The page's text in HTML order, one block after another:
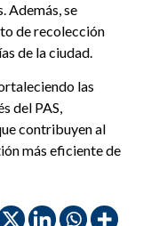
Además, se
de recolección
de la ciudad.
las
del PAS,
contribuyen al
más eficiente de